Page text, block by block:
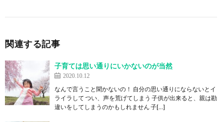
関連する記事
子育ては思い通りにいかないのが当然
2020.10.12
なんで言うこと聞かないの！ 自分の思い通りにならないとイ
ライラして つい、声を荒げてしまう 子供が出来ると、親は勘
違いをしてしまうのかもしれません 子[…]